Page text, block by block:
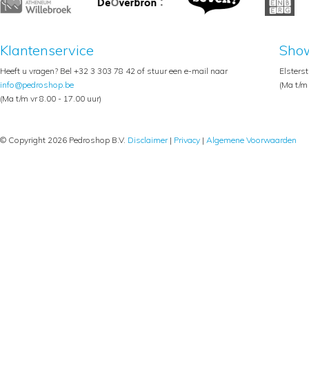
Klantenservice
Heeft u vragen? Bel +32 3 303 78 42 of stuur een e-mail naar
info@pedroshop.be
(Ma t/m vr 8.00 - 17.00 uur)
(Ma t/
© Copyright 2026 Pedroshop B.V. Disclaimer| Privacy | Algemene Voorwaarden